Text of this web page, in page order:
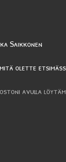
Saikkonen
olette
avulla